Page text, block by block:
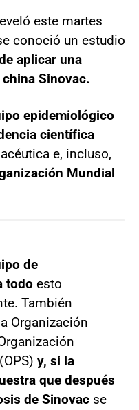
este martes
conoció un estudio
aplicar una
Sinovac.
epidemiológico
científica
e, incluso,
Mundial
de
todo esto
También
Organización
y, si la
que después
de Sinovac se